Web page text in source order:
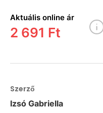
Aktuális online ár
2 691 Ft
Szerző
Izsó Gabriella